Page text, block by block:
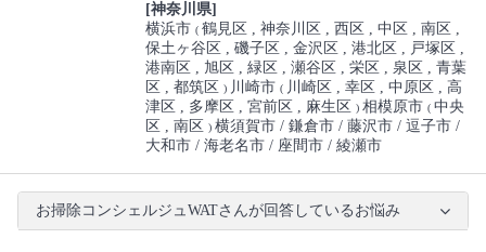
[神奈川県]
横浜市(鶴見区 神奈川区 西区 中区
南区
保土ヶ谷区
磯子区 金沢区 港北区
戸塚区
港南区
旭区 緑区 瀬谷区 栄区 泉区
青葉
区
都筑区) 川崎市( 川崎区 幸区 中原区
高
津区
多摩区 宮前区 麻生区)相模原市(中央
区
南区)横須賀市 鎌倉市 藤沢市 逗子市
大和市 海老名市 座間市 綾瀬市
お掃除コンシェルジュWATさんが回答しているお悩み